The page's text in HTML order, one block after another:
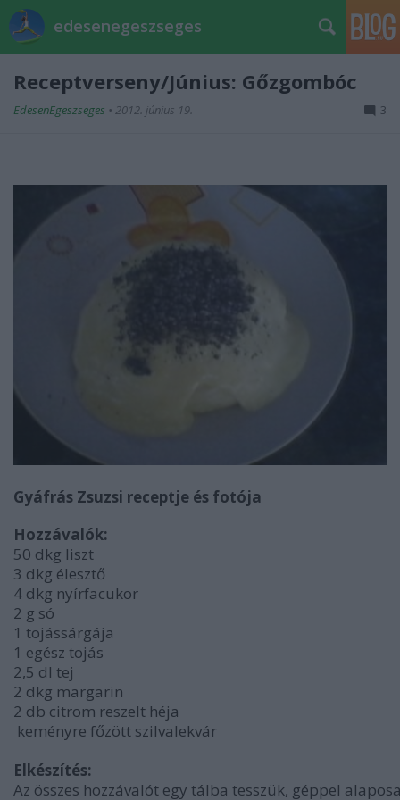
edesenegeszseges
Receptverseny/Június: Gőzgombóc
EdesenEgeszseges • 2012. június 19. 3
Gyáfrás Zsuzsi receptje és fotója
Hozzávalók:
50 dkg liszt
3 dkg élesztő
4 dkg nyírfacukor
2 g só
1 tojássárgája
1 egész tojás
2,5 dl tej
2 dkg margarin
2 db citrom reszelt héja
keményre főzött szilvalekvár
Elkészítés:
Az összes hozzávalót egy tálba tesszük, géppel